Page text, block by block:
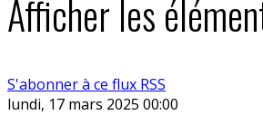
Afficher les
S'abonner à ce flux RSS
lundi, 17 mars 2025 00:00